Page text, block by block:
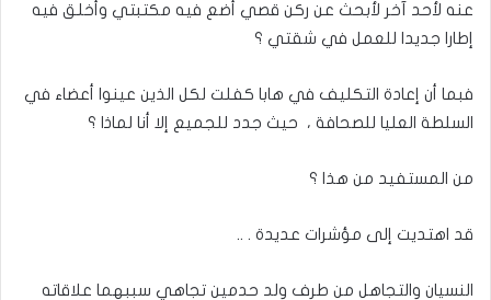
عنه لأحد آخر لأبحث عن ركن قصي أضع فيه مكتبتي وأخلق فيه
إطارا جديدا للعمل في شقتي ؟
فبما أن إعادة التكليف في هابا كفلت لكل الذين عينوا أعضاء في
السلطة العليا للصحافة ، حيث جدد للجميع إلا أنا لماذا ؟
من المستفيد من هذا ؟
قد اهتديت إلى مؤشرات عديدة . ..
النسيان والتجاهل من طرف ولد حدمين تجاهي سببهما علاقاته